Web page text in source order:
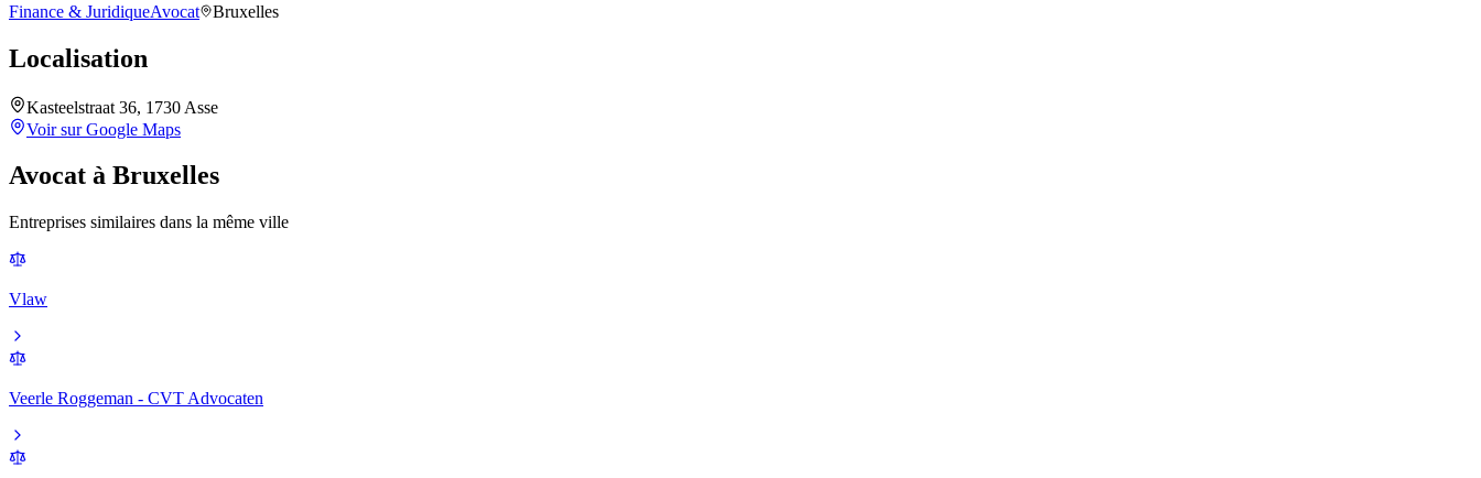
Finance & JuridiqueAvocat Bruxelles
Localisation
Kasteelstraat 36, 1730 Asse
Voir sur Google Maps
Avocat à Bruxelles
Entreprises similaires dans la même ville
Vlaw
Veerle Roggeman - CVT Advocaten